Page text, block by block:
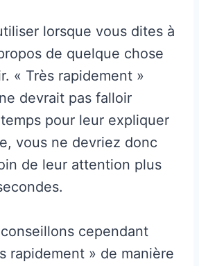
lorsque vous dites à
de quelque chose
« Très rapidement »
devrait pas falloir
pour leur expliquer
vous ne devriez donc
de leur attention plus
cependant
rapidement » de manière